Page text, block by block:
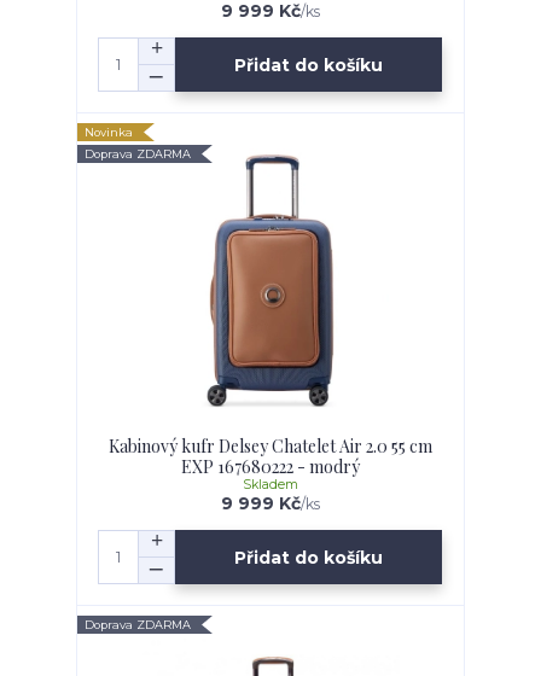
9 999 Kč/ks
Přidat do košíku
Novinka
Doprava ZDARMA
Kabinový kufr Delsey Chatelet Air 2.0 55 cm
EXP 167680222 - modrý
9 999 Kč/ks
Skladem
Přidat do košíku
Doprava ZDARMA